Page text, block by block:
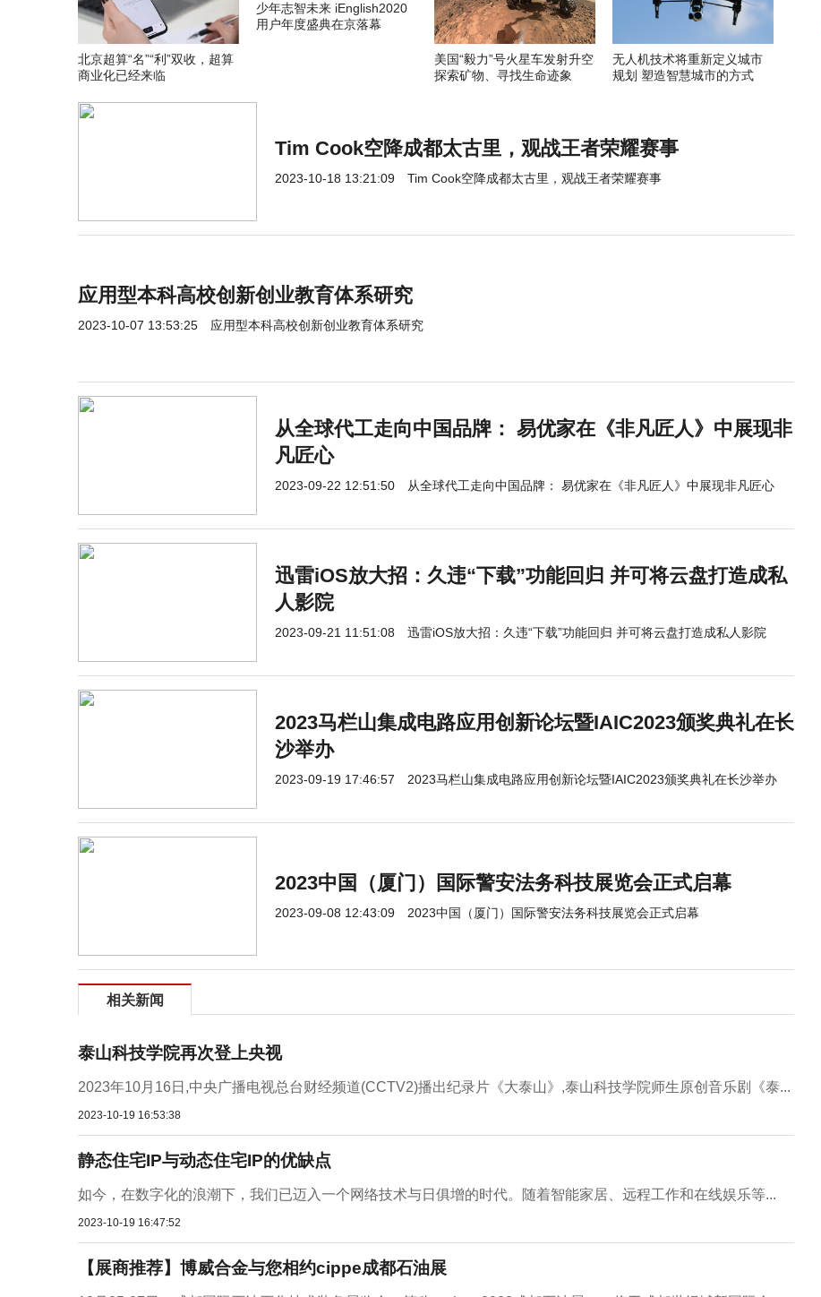
北京超算“名”“利”双收，超算
商业化已经来临
少年志智未来 iEnglish2020
用户年度盛典在京落幕
美国“毅力”号火星车发射升空
探索矿物、寻找生命迹象
无人机技术将重新定义城市
规划 塑造智慧城市的方式
Tim Cook空降成都太古里，观战王者荣耀赛事
2023-10-18 13:21:09 Tim Cook空降成都太古里，观战王者荣耀赛事
应用型本科高校创新创业教育体系研究
2023-10-07 13:53:25 应用型本科高校创新创业教育体系研究
从全球代工走向中国品牌： 易优家在《非凡匠人》中展现非
凡匠心
2023-09-22 12:51:50 从全球代工走向中国品牌： 易优家在《非凡匠人》中展现非凡匠心
迅雷iOS放大招：久违“下载”功能回归 并可将云盘打造成私
人影院
2023-09-21 11:51:08 迅雷iOS放大招：久违“下载”功能回归 并可将云盘打造成私人影院
2023马栏山集成电路应用创新论坛暨IAIC2023颁奖典礼在长
沙举办
2023-09-19 17:46:57 2023马栏山集成电路应用创新论坛暨IAIC2023颁奖典礼在长沙举办
2023中国（厦门）国际警安法务科技展览会正式启幕
2023-09-08 12:43:09 2023中国（厦门）国际警安法务科技展览会正式启幕
相关新闻
泰山科技学院再次登上央视
2023年10月16日,中央广播电视总台财经频道(CCTV2)播出纪录片《大泰山》,泰山科技学院师生原创音乐剧《泰...
2023-10-19 16:53:38
静态住宅IP与动态住宅IP的优缺点
如今，在数字化的浪潮下，我们已迈入一个网络技术与日俱增的时代。随着智能家居、远程工作和在线娱乐等...
2023-10-19 16:47:52
【展商推荐】博威合金与您相约cippe成都石油展